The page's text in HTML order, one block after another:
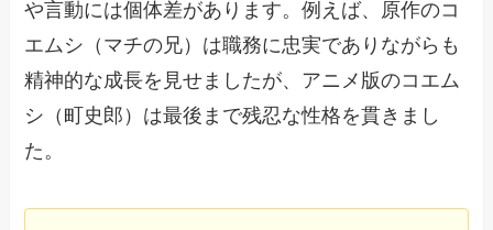
や言動には個体差があります。例えば、原作のコ
エムシ（マチの兄）は職務に忠実でありながらも
精神的な成長を見せましたが、アニメ版のコエム
シ（町史郎）は最後まで残忍な性格を貫きまし
た。